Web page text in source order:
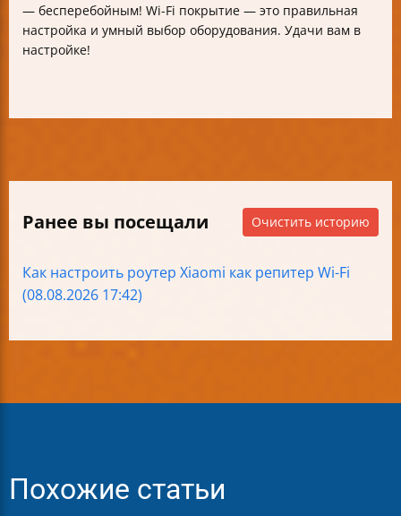
— бесперебойным! Wi-Fi покрытие — это правильная
настройка и умный выбор оборудования. Удачи вам в
настройке!
Ранее вы посещали Очистить историю
Как настроить роутер Xiaomi как репитер Wi-Fi
(08.08.2026 17:42)
Похожие статьи